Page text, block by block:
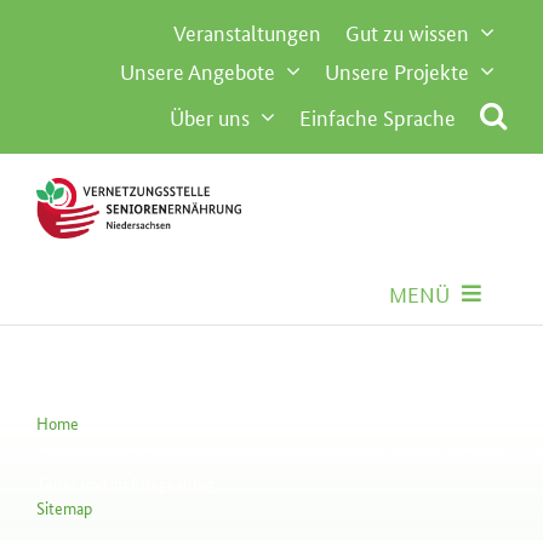
Veranstaltungen
Gut zu wissen
Unsere Angebote
Unsere Projekte
Über uns
Einfache Sprache
MENÜ
Besondere Anforderungen
Home
Sitemap